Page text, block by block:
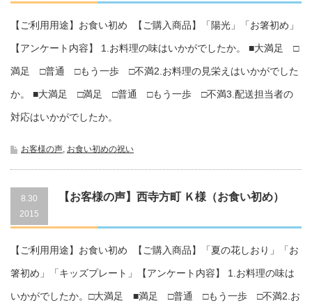
【ご利用用途】お食い初め 【ご購入商品】「陽光」「お箸初め」
【アンケート内容】 1.お料理の味はいかがでしたか。 ■大満足 □
満足 □普通 □もう一歩 □不満2.お料理の見栄えはいかがでした
か。 ■大満足 □満足 □普通 □もう一歩 □不満3.配送担当者の
対応はいかがでしたか。
お客様の声, お食い初めの祝い
8.30
2015
【お客様の声】西寺方町 Ｋ様（お食い初め）
【ご利用用途】お食い初め 【ご購入商品】「夏の花しおり」「お
箸初め」「キッズプレート」【アンケート内容】 1.お料理の味は
いかがでしたか。□大満足 ■満足 □普通 □もう一歩 □不満2.お